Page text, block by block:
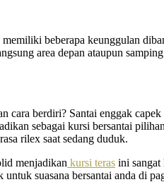
beberapa keunggulan
area depan ataupun
cara berdiri? Santai enggak
sebagai kursi bersantai
rilex saat sedang duduk.
menjadikan kursi teras ini sangat
suasana bersantai anda di